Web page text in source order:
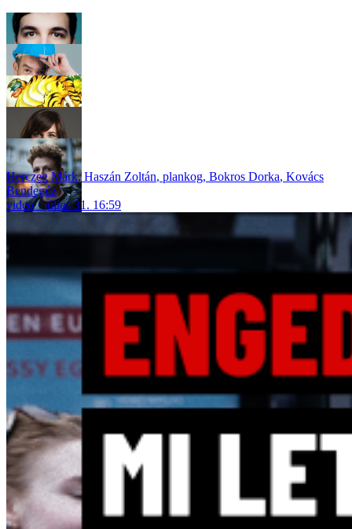
Herczeg Márk,Haszán Zoltán, plankog, Bokros Dorka, Kovács
Bendegúz
video
július 31. 16:59